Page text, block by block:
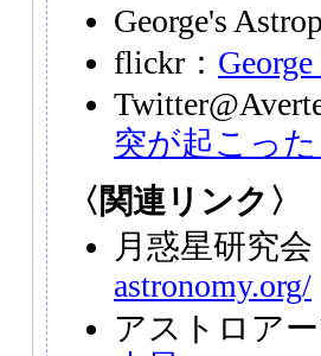
George's
flickr：
突が起こっ
〈関連リンク〉
月惑星研究会
astronomy.org/
アストロア